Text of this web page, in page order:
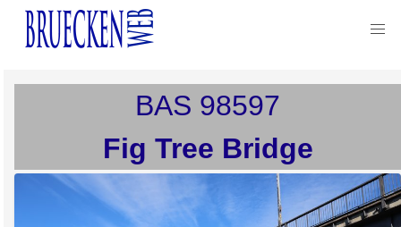
BAS 98597
Fig Tree Bridge